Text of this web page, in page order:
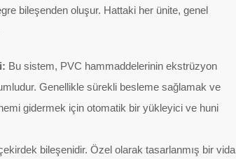
bileşenden oluşur. Hattaki her ünite, genel
Bu sistem, PVC hammaddelerinin ekstrüzyon
Genellikle sürekli besleme sağlamak ve
gidermek için otomatik bir yükleyici ve huni
bileşenidir. Özel olarak tasarlanmış bir vida